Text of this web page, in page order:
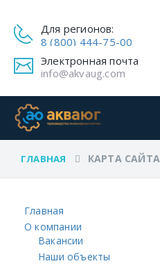
Для регионов:
8 (800) 444-75-00
Электронная почта
info@akvaug.com
ГЛАВНАЯ КАРТА САЙТА
Главная
О компании
Вакансии
Наши объекты